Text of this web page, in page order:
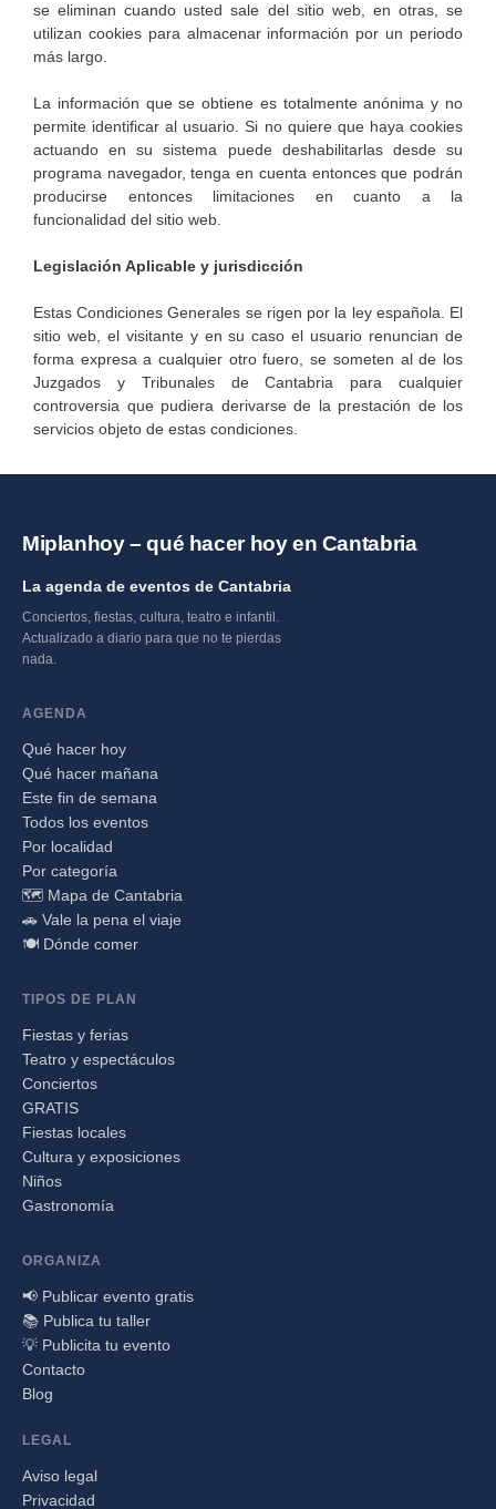
se eliminan cuando usted sale del sitio web, en otras, se
utilizan cookies para almacenar información por un periodo
más largo.
La información que se obtiene es totalmente anónima y no
permite identificar al usuario. Si no quiere que haya cookies
actuando en su sistema puede deshabilitarlas desde su
programa navegador, tenga en cuenta entonces que podrán
producirse entonces limitaciones en cuanto a la
funcionalidad del sitio web.
Legislación Aplicable y jurisdicción
Estas Condiciones Generales se rigen por la ley española. El
sitio web, el visitante y en su caso el usuario renuncian de
forma expresa a cualquier otro fuero, se someten al de los
Juzgados y Tribunales de Cantabria para cualquier
controversia que pudiera derivarse de la prestación de los
servicios objeto de estas condiciones.
Miplanhoy – qué hacer hoy en Cantabria
La agenda de eventos de Cantabria
Conciertos, fiestas, cultura, teatro e infantil.
Actualizado a diario para que no te pierdas
nada.
AGENDA
Qué hacer hoy
Qué hacer mañana
Este fin de semana
Todos los eventos
Por localidad
Por categoría
🗺️ Mapa de Cantabria
🚗 Vale la pena el viaje
🍽️ Dónde comer
TIPOS DE PLAN
Fiestas y ferias
Teatro y espectáculos
Conciertos
GRATIS
Fiestas locales
Cultura y exposiciones
Niños
Gastronomía
ORGANIZA
📢 Publicar evento gratis
📚 Publica tu taller
💡 Publicita tu evento
Contacto
Blog
LEGAL
Aviso legal
Privacidad